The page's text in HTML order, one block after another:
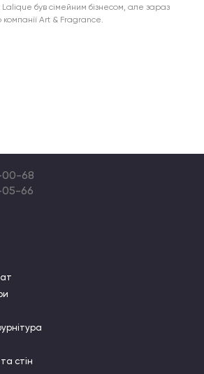
був сімейним бізнесом, але зараз
Art & Fragrance.
00-68
66
стін